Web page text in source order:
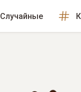
Случайные